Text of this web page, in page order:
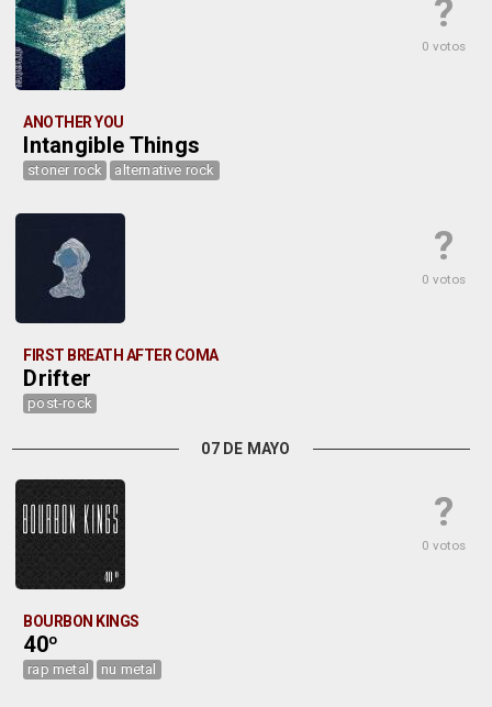
?
0 votos
ANOTHER YOU
Intangible Things
stoner rock alternative rock
?
0 votos
FIRST BREATH AFTER COMA
Drifter
post-rock
07 DE MAYO
?
0 votos
BOURBON KINGS
40º
rap metal nu metal